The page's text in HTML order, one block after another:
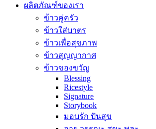
ผลิตภัณฑ์ของเรา
ข้าวคู่ครัว
ข้าวใส่บาตร
ข้าวเพื่อสุขภาพ
ข้าวสุญญากาศ
ข้าวของขวัญ
Blessing
Ricestyle
Signature
Storybook
มอบรัก ปันสุข